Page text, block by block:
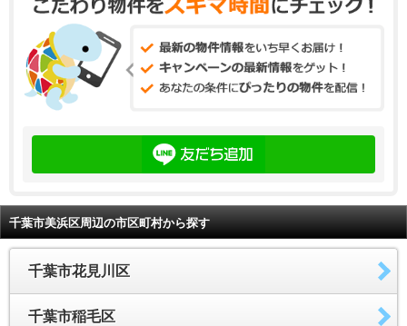
千葉市美浜区周辺の市区町村から探す
千葉市花見川区
千葉市稲毛区